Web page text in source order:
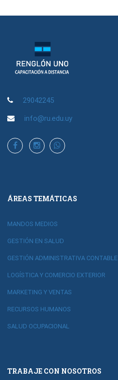
29042245
info@ru.edu.uy
ÁREAS TEMÁTICAS
MANDOS MEDIOS
GESTIÓN EN SALUD
GESTIÓN ADMINISTRATIVA CONTABLE
LOGÍSTICA Y COMERCIO EXTERIOR
MARKETING Y VENTAS
RECURSOS HUMANOS
SALUD OCUPACIONAL
TRABAJE CON NOSOTROS